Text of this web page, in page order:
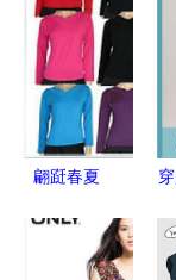
翩跹春夏
广场舞服的